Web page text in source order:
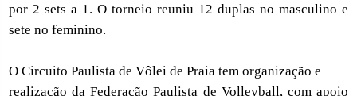
por 2 sets a 1. O torneio reuniu 12 duplas no masculino e
sete no feminino.
O Circuito Paulista de Vôlei de Praia tem organização e
realização da Federação Paulista de Volleyball, com apoio